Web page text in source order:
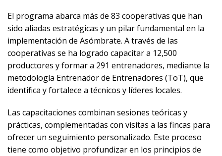
El programa abarca más de 83 cooperativas que han
sido aliadas estratégicas y un pilar fundamental en la
implementación de Asómbrate. A través de las
cooperativas se ha logrado capacitar a 12,500
productores y formar a 291 entrenadores, mediante la
metodología Entrenador de Entrenadores (ToT), que
identifica y fortalece a técnicos y líderes locales.
Las capacitaciones combinan sesiones teóricas y
prácticas, complementadas con visitas a las fincas para
ofrecer un seguimiento personalizado. Este proceso
tiene como objetivo profundizar en los principios de